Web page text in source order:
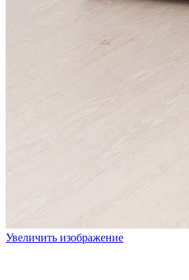
Увеличить изображение